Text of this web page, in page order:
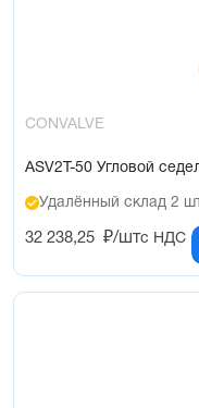
CONVALVE
ASV2T-50 Угловой
Удалённый склад 2
32 238,25 ₽/штс НДС